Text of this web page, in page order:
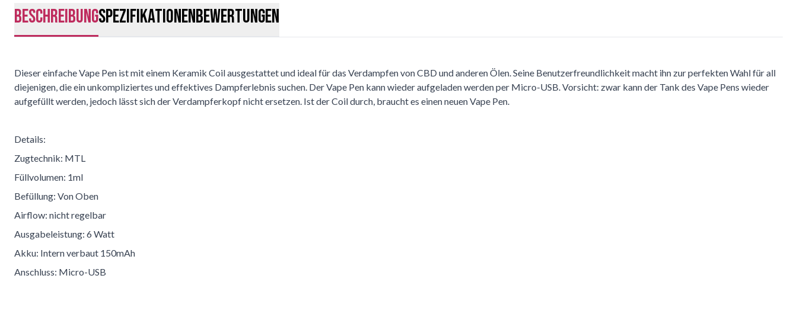
BeschreibungSpezifikationenBewertungen
Dieser einfache Vape Pen ist mit einem Keramik Coil ausgestattet und ideal für das Verdampfen von CBD und anderen Ölen. Seine Benutzerfreundlichkeit macht ihn zur perfekten Wahl für all
diejenigen, die ein unkompliziertes und effektives Dampferlebnis suchen. Der Vape Pen kann wieder aufgeladen werden per Micro-USB. Vorsicht: zwar kann der Tank des Vape Pens wieder
aufgefüllt werden, jedoch lässt sich der Verdampferkopf nicht ersetzen. Ist der Coil durch, braucht es einen neuen Vape Pen.
Details:
Zugtechnik: MTL
Füllvolumen: 1ml
Befüllung: Von Oben
Airflow: nicht regelbar
Ausgabeleistung: 6 Watt
Akku: Intern verbaut 150mAh
Anschluss: Micro-USB